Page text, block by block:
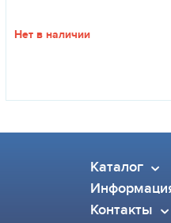
Нет в наличии
Каталог
Контакты